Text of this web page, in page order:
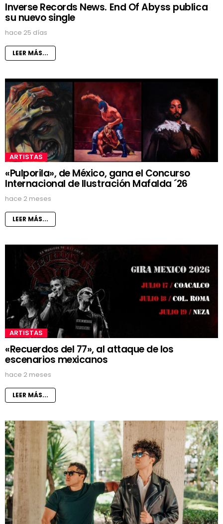
Inverse Records News. End Of Abyss publica
su nuevo single
hace 25 días
LEER MÁS...
ARTISTAS
«Pulporila», de México, gana el Concurso
Internacional de Ilustración Mafalda ´26
hace 2 meses
LEER MÁS...
ARTISTAS
«Recuerdos del 77», al attaque de los
escenarios mexicanos
hace 2 meses
LEER MÁS...